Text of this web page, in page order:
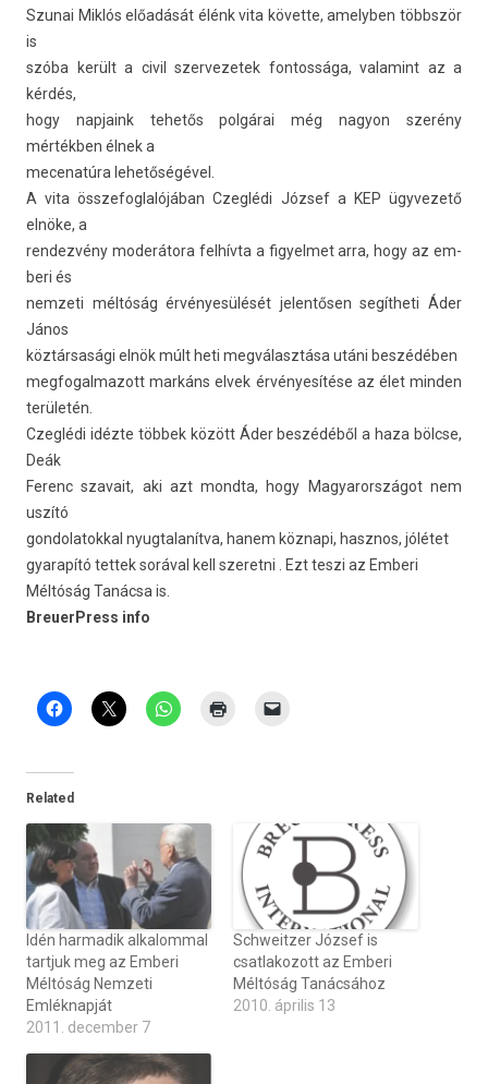
Szunai Miklós előadását élénk vita követte, amelyb­en többször
is
szóba került a civil szer­vezetek fon­tossága, valamint az a
kérdés,
hogy nap­jaink tehetős polgárai még nagyon szerény
mértékben élnek a
mecenatúra lehetőségével.
A vita összefog­lalójában Czeglédi József a KEP ügyvezető
elnöke, a
re­ndez­vény moderátora felhívta a figyel­met arra, hogy az em­
beri és
nem­zeti méltóság érvényesülését jelen­tős­en segítheti Áder
János
köztársasági elnök múlt heti megválasztása utáni beszédében
meg­fogal­mazott markáns elvek érvényesítése az élet mind­en
területén.
Czeglédi idézte többek között Áder beszédéből a haza bölcse,
Deák
Ferenc szavait, aki azt mondta, hogy Magyarországot nem
uszító
gon­dolatokk­al nyug­talanít­va, hanem köznapi, hasznos, jólétet
gyarapító tet­tek sorával kell szeret­ni . Ezt teszi az Em­beri
Méltóság Tanácsa is.
BreuerPress info
Related
Idén harmadik alkalommal
tartjuk meg az Emberi
Méltóság Nemzeti
Emléknapját
2011. december 7
Schweitzer József is
csatlakozott az Emberi
Méltóság Tanácsához
2010. április 13